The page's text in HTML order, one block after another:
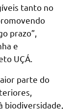
tanto no
prazo”,
e
UÇÁ.
parte do
biodiversidade,